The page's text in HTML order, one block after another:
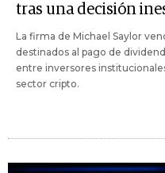
tras una decisión
La firma de Michael Saylor
destinados al pago de
entre inversores
sector cripto.